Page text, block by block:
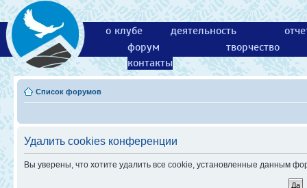
о клубе деятельность
форум
творчество
контакты
Список форумов
Удалить cookies конференции
Вы уверены, что хотите удалить все cookie, установленные данным